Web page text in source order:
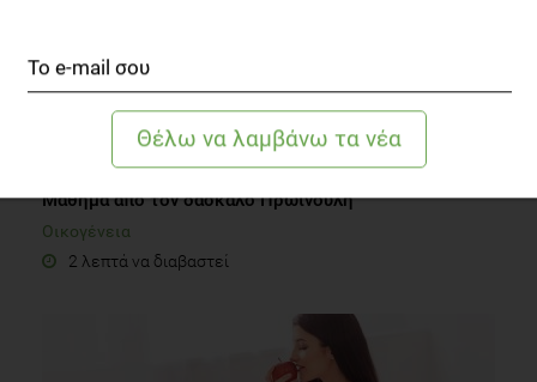
Μάθημα από τον δάσκαλο Πρωινούλη
Οικογένεια
2 λεπτά να διαβαστεί